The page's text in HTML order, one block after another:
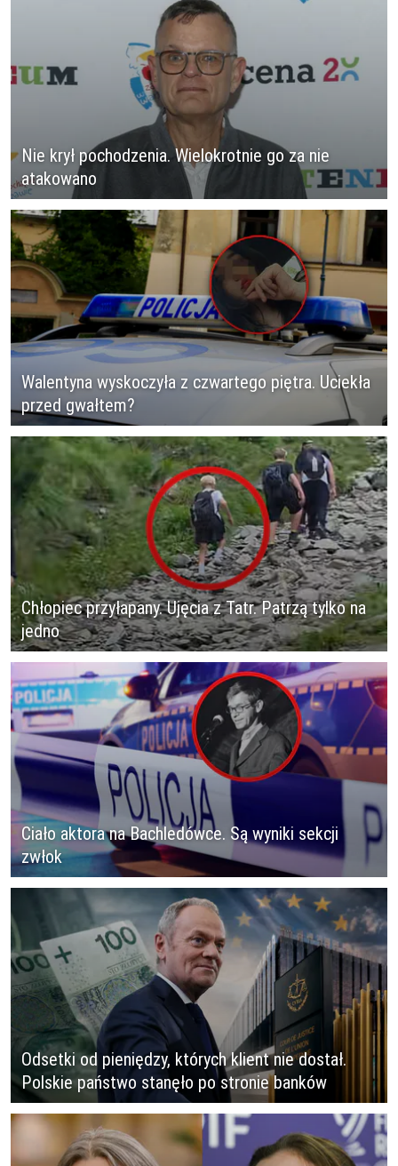
Nie krył pochodzenia. Wielokrotnie go za nie
atakowano
Walentyna wyskoczyła z czwartego piętra. Uciekła
przed gwałtem?
Chłopiec przyłapany. Ujęcia z Tatr. Patrzą tylko na
jedno
Ciało aktora na Bachledówce. Są wyniki sekcji
zwłok
Odsetki od pieniędzy, których klient nie dostał.
Polskie państwo stanęło po stronie banków